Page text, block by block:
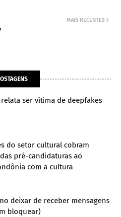
MAIS RECENTES
relata ser vítima de deepfakes
do setor cultural cobram
pré-candidaturas ao
com a cultura
deixar de receber mensagens
bloquear)